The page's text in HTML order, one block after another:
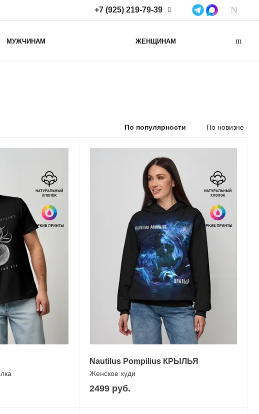
+7 (925) 219-79-39
Нижегородская область,
МУЖЧИНАМ ЖЕНЩИНАМ
По популярности По новизне
Nautilus Pompilius КРЫЛЬЯ
Женское худи
2499 руб.